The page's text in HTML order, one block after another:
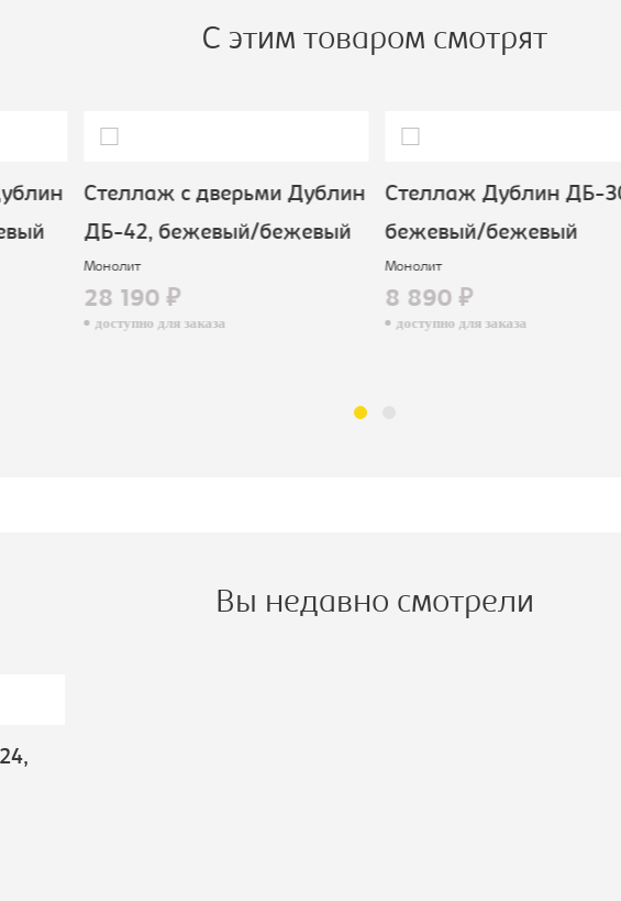
С этим товаром смотрят
Стеллаж с дверьми Дублин
ДБ-42, бежевый/бежевый
Монолит
28 190 ₽
доступно для заказа
Стеллаж Дублин ДБ-
бежевый/бежевый
Монолит
8 890 ₽
доступно для заказа
Вы недавно смотрели